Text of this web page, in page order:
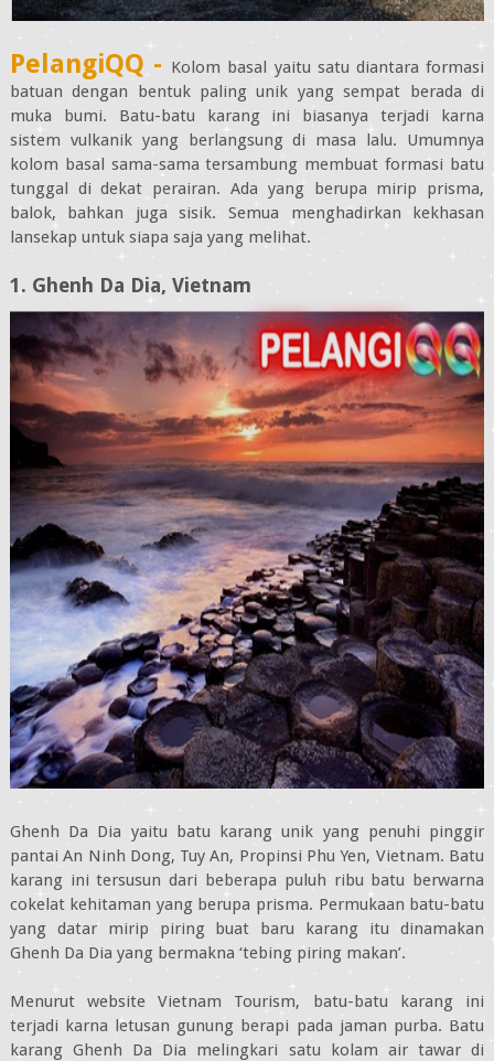
PelangiQQ - Kolom basal yaitu satu diantara formasi
batuan dengan bentuk paling unik yang sempat berada di
muka bumi. Batu-batu karang ini biasanya terjadi karna
sistem vulkanik yang berlangsung di masa lalu. Umumnya
kolom basal sama-sama tersambung membuat formasi batu
tunggal di dekat perairan. Ada yang berupa mirip prisma,
balok, bahkan juga sisik. Semua menghadirkan kekhasan
lansekap untuk siapa saja yang melihat.
1. Ghenh Da Dia, Vietnam
Ghenh Da Dia yaitu batu karang unik yang penuhi pinggir
pantai An Ninh Dong, Tuy An, Propinsi Phu Yen, Vietnam. Batu
karang ini tersusun dari beberapa puluh ribu batu berwarna
cokelat kehitaman yang berupa prisma. Permukaan batu-batu
yang datar mirip piring buat baru karang itu dinamakan
Ghenh Da Dia yang bermakna ‘tebing piring makan’.
Menurut website Vietnam Tourism, batu-batu karang ini
terjadi karna letusan gunung berapi pada jaman purba. Batu
karang Ghenh Da Dia melingkari satu kolam air tawar di